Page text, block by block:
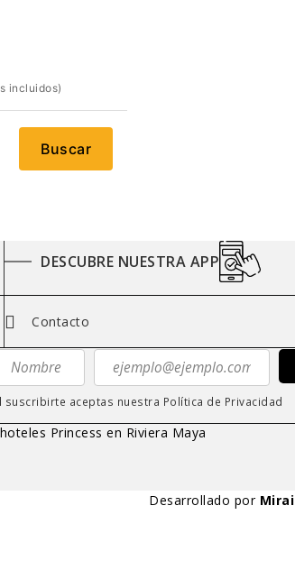
incluidos)
Buscar
DESCUBRE NUESTRA APP
Contacto
suscribirte aceptas nuestra Política de Privacidad
Princess en Riviera Maya
Desarrollado por Mirai